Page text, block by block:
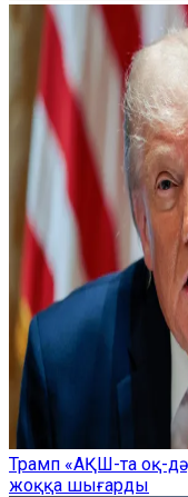
Трамп «АҚШ-та оқ-
жоққа шығарды